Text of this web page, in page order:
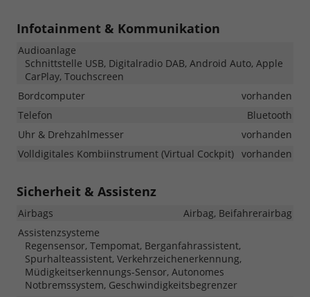
Infotainment & Kommunikation
Audioanlage
Schnittstelle USB, Digitalradio DAB, Android Auto, Apple
CarPlay, Touchscreen
Bordcomputer
vorhanden
Telefon
Bluetooth
Uhr & Drehzahlmesser
vorhanden
Volldigitales Kombiinstrument (Virtual Cockpit) vorhanden
Sicherheit & Assistenz
Airbags
Airbag, Beifahrerairbag
Assistenzsysteme
Regensensor, Tempomat, Berganfahrassistent,
Spurhalteassistent, Verkehrzeichenerkennung,
Müdigkeitserkennungs-Sensor, Autonomes
Notbremssystem, Geschwindigkeitsbegrenzer